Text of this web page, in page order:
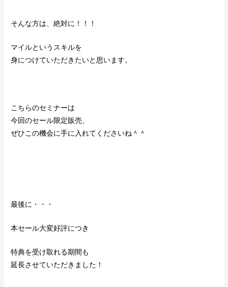
そんな方は、絶対に！！！
マイルというスキルを
身につけていただきたいと思います。
こちらのセミナーは
今回のセール限定販売、
ぜひこの機会に手に入れてくださいね＾＾
最後に・・・
本セール大変好評につき
特典を受け取れる期間も
延長させていただきました！